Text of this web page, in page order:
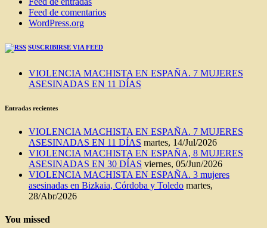
Feed de comentarios
WordPress.org
SUSCRIBIRSE VIA FEED
VIOLENCIA MACHISTA EN ESPAÑA. 7 MUJERES
ASESINADAS EN 11 DÍAS
Entradas recientes
VIOLENCIA MACHISTA EN ESPAÑA. 7 MUJERES
ASESINADAS EN 11 DÍAS martes, 14/Jul/2026
VIOLENCIA MACHISTA EN ESPAÑA, 8 MUJERES
ASESINADAS EN 30 DÍAS viernes, 05/Jun/2026
VIOLENCIA MACHISTA EN ESPAÑA. 3 mujeres
asesinadas en Bizkaia, Córdoba y Toledo martes,
28/Abr/2026
You missed